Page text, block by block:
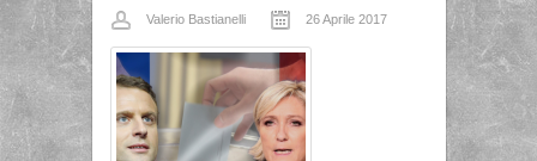
Valerio Bastianelli 26 Aprile 2017